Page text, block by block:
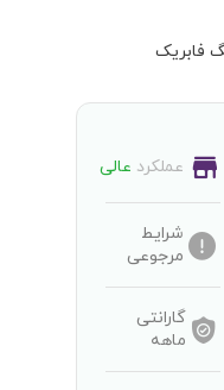
فابریک
عملکرد عالی
شرایط
مرجوعی
گارانتی
ماهه